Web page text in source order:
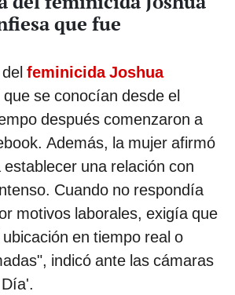
que fue
feminicida Joshua
se conocían desde el
después comenzaron a
Además, la mujer afirmó
una relación con
Cuando no respondía
motivos laborales, exigía que
en tiempo real o
indicó ante las cámaras